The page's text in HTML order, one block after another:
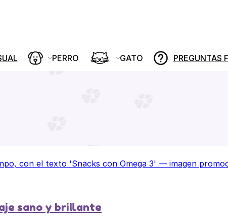
PERRO GATO PREGUNTAS
sano y brillante